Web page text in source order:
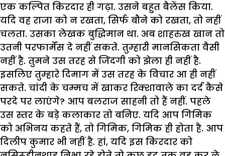
एक कल्पित किरदार ही गढ़ा. उसने बहुत बैलेंस किया.
यदि वह राजा को न रखता, सिर्फ बौने को रखता, तो नहीं
चलता. उसका लेखक बुद्धिमान था. अब शाहरुख खान तो
उतनी परफार्मेंस दे नहीं सकते. तुम्हारी मानसिकता वैसी
नहीं है. तुमने उस तरह से जिंदगी को झेला ही नहीं है.
इसलिए तुम्हारे दिमाग में उस तरह के विचार आ ही नहीं
सकते. चांदी के चम्मच में खाकर रिक्शावाले का दर्द कैसे
परदे पर लाएंगे? आप बलराज साहनी तो हैं नहीं. पहले
उस स्तर के बड़े कलाकार तो बनिए. यदि आप गिमिक
को अभिनय कहते हैं, तो गिमिक, गिमिक ही होता है. आप
दिलीप कुमार भी नहीं है. हां, यदि इस किरदार को